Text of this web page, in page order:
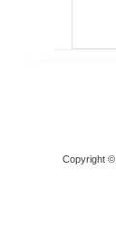
Copyright